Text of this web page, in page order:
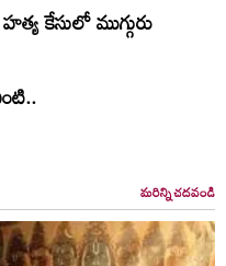
కేసులో ముగ్గురు
మరిన్ని చదవండి